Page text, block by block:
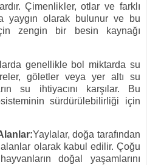
Çimenlikler, otlar ve farklı
yaygın olarak bulunur ve bu
zengin bir besin kaynağı
genellikle bol miktarda su
göletler veya yer altı su
su ihtiyacını karşılar. Bu
sürdürülebilirliği için
Yaylalar, doğa tarafından
olarak kabul edilir. Çoğu
doğal yaşamlarını